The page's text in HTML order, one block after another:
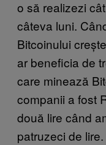
o să realizezi
câteva luni.
Bitcoinului
ar beneficia de
care minează
companii a fost
două lire când
patruzeci de